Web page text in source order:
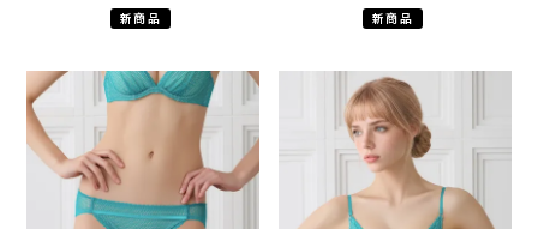
新商品 新商品